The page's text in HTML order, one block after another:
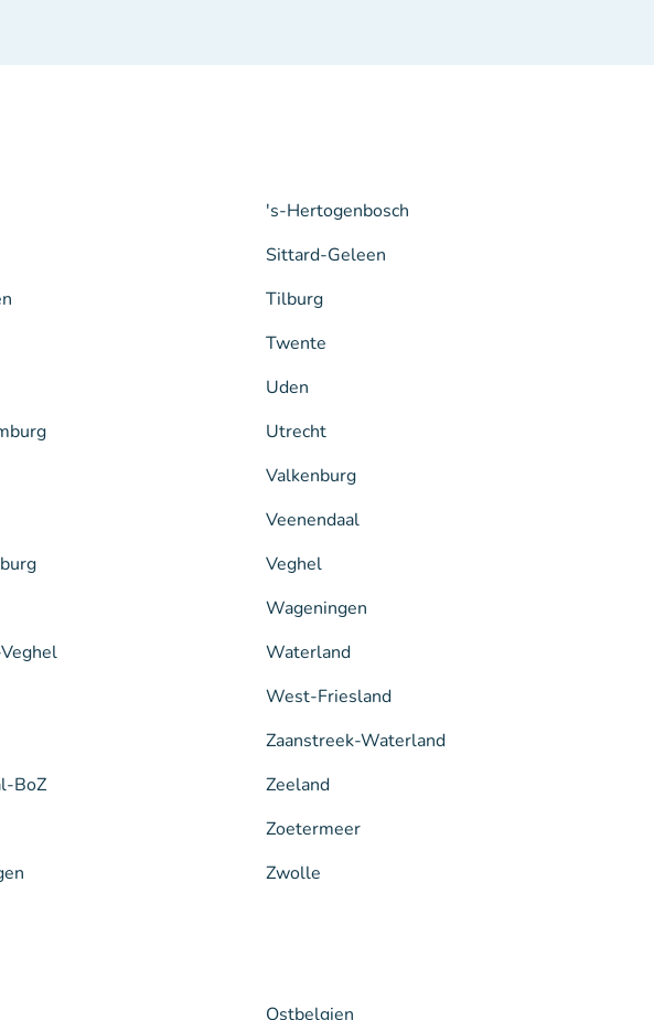
BoZ
's-Hertogenbosch
Sittard-Geleen
Tilburg
Twente
Uden
Utrecht
Valkenburg
Veenendaal
Veghel
Wageningen
Waterland
West-Friesland
Zaanstreek-Waterland
Zeeland
Zoetermeer
Zwolle
Ostbelgien